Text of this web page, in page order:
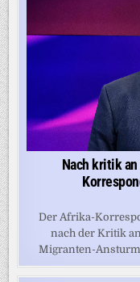
Nach kritik
Der Afrika-
nach der Kritik
Migranten-